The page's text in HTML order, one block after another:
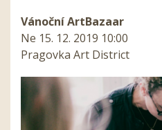
Vánoční ArtBazaar
Ne 15. 12. 2019 10:00
Pragovka Art District